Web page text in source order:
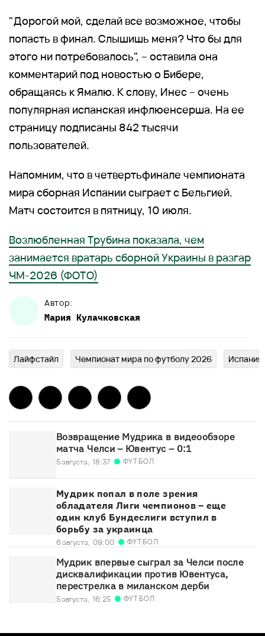
"Дорогой мой, сделай все возможное, чтобы
попасть в финал. Слышишь меня? Что бы для
этого ни потребовалось", – оставила она
комментарий под новостью о Бибере,
обращаясь к Ямалю. К слову, Инес – очень
популярная испанская инфлюенсерша. На ее
страницу подписаны 842 тысячи
пользователей.
Напомним, что в четвертьфинале чемпионата
мира сборная Испании сыграет с Бельгией.
Матч состоится в пятницу, 10 июля.
Возлюбленная Трубина показала, чем
занимается вратарь сборной Украины в разгар
ЧМ-2026 (ФОТО)
Автор:
Мария Кулачковская
Лайфстайл Чемпионат мира по футболу 2026 Испания
Возвращение Мудрика в видеообзоре
матча Челси – Ювентус – 0:1
5 августа, 18:37 ФУТБОЛ
Мудрик попал в поле зрения
обладателя Лиги чемпионов – еще
один клуб Бундеслиги вступил в
борьбу за украинца
6 августа, 09:00 ФУТБОЛ
Мудрик впервые сыграл за Челси после
дисквалификации против Ювентуса,
перестрелка в миланском дерби
5 августа, 16:25 ФУТБОЛ